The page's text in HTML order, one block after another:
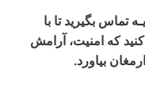
تماس بگیرید تا با
که امنیت، آرامش
بیاورد.